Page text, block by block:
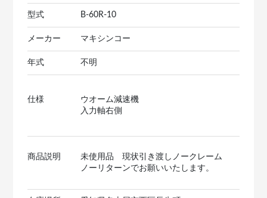
型式 B-60R-10
メーカー マキシンコー
年式 不明
仕様
ウオーム減速機
入力軸右側
商品説明
未使用品 現状引き渡しノークレーム
ノーリターンでお願いいたします。